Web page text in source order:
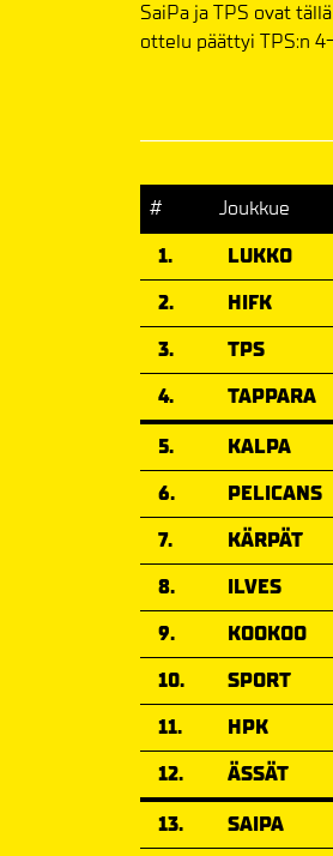
SaiPa ja TPS ovat
ottelu päättyi TPS:n
# Joukkue
1.
LUKKO
2.
HIFK
3.
TPS
4.
TAPPARA
5.
KALPA
6.
PELICANS
7.
KÄRPÄT
8.
ILVES
9.
KOOKOO
10.
SPORT
11.
HPK
12.
ÄSSÄT
13.
SAIPA